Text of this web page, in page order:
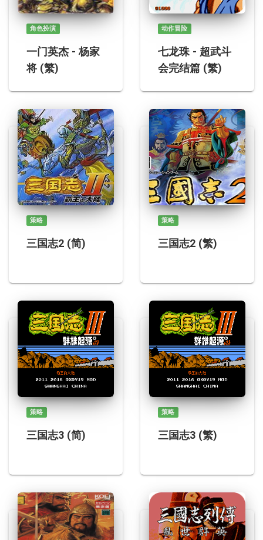
角色扮演
一门英杰 - 杨家
将 (繁)
动作冒险
七龙珠 - 超武斗
会完结篇 (繁)
策略
三国志2 (简)
策略
三国志2 (繁)
策略
三国志3 (简)
策略
三国志3 (繁)